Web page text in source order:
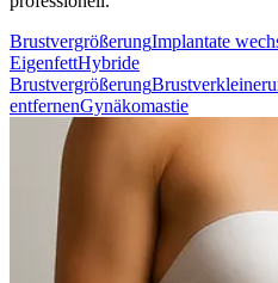
BrustvergrößerungImplantate
EigenfettHybride
Brustvergrößerung
entfernenGynäkomastie